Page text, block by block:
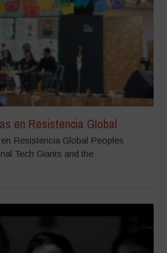
en Resistencia Global
Resistencia Global Peoples
Tech Giants and the